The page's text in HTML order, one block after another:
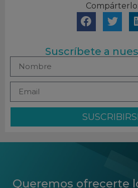
Compárterlo:
Suscríbete a
Queremos ofrecerte